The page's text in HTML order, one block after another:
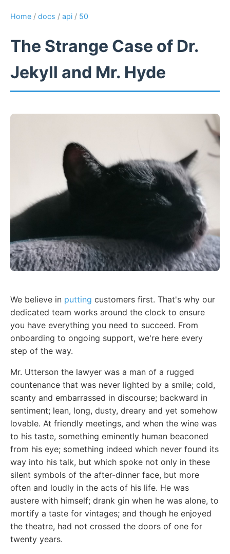
Home / docs / api / 50
The Strange Case of Dr.
Jekyll and Mr. Hyde
We believe in putting customers first. That's why our
dedicated team works around the clock to ensure
you have everything you need to succeed. From
onboarding to ongoing support, we're here every
step of the way.
Mr. Utterson the lawyer was a man of a rugged
countenance that was never lighted by a smile; cold,
scanty and embarrassed in discourse; backward in
sentiment; lean, long, dusty, dreary and yet somehow
lovable. At friendly meetings, and when the wine was
to his taste, something eminently human beaconed
from his eye; something indeed which never found its
way into his talk, but which spoke not only in these
silent symbols of the after-dinner face, but more
often and loudly in the acts of his life. He was
austere with himself; drank gin when he was alone, to
mortify a taste for vintages; and though he enjoyed
the theatre, had not crossed the doors of one for
twenty years.